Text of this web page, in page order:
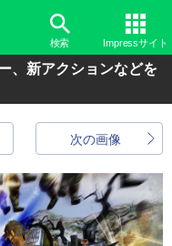
検索 Impressサイト
、新アクションなどを
次の画像